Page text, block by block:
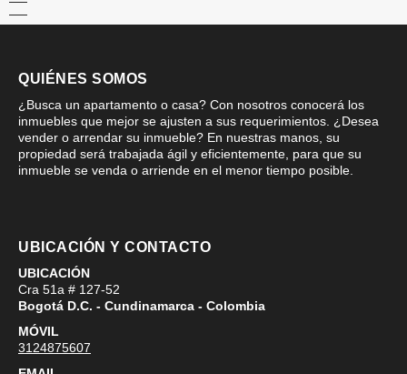
QUIÉNES SOMOS
¿Busca un apartamento o casa? Con nosotros conocerá los
inmuebles que mejor se ajusten a sus requerimientos. ¿Desea
vender o arrendar su inmueble? En nuestras manos, su
propiedad será trabajada ágil y eficientemente, para que su
inmueble se venda o arriende en el menor tiempo posible.
UBICACIÓN Y CONTACTO
UBICACIÓN
Cra 51a # 127-52
Bogotá D.C. - Cundinamarca - Colombia
MÓVIL
3124875607